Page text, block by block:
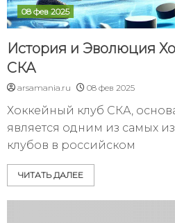
08 фев 2025
История и Эволюция
СКА
arsamania.ru 08 фев 2025
Хоккейный клуб СКА,
является одним из самых
клубов в российском
ЧИТАТЬ ДАЛЕЕ